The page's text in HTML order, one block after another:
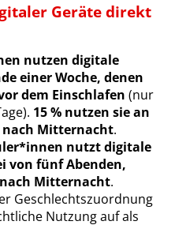
Geräte direkt
nutzen digitale
einer Woche, denen
dem Einschlafen (nur
15 % nutzen sie an
nach Mitternacht.
nutzt digitale
von fünf Abenden,
Mitternacht.
Geschlechtszuordnung
Nutzung auf als